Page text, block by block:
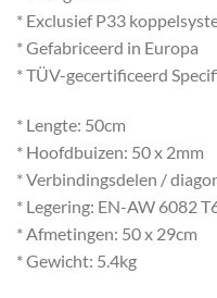
* Exclusief P33
* Gefabriceerd in Europa
* TÜV-gecertificeerd
* Lengte: 50cm
* Hoofdbuizen: 50 x 2mm
* Verbindingsdelen /
* Legering: EN-AW 6082
* Afmetingen: 50 x 29cm
* Gewicht: 5.4kg